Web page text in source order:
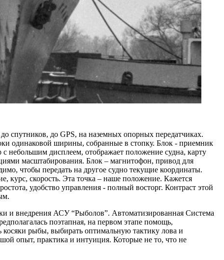
спутников, до GPS, на наземных опорных передатчиках.
одинаковой ширины, собранные в стопку. Блок - приемник
небольшим дисплеем, отображает положение судна, карту
масштабирования. Блок – магнитофон, привод для
чтобы передать на другое судно текущие координаты.
курс, скорость. Эта точка – наше положение. Кажется
удобство управления - полный восторг. Контраст этой
и внедрения АСУ “Рыболов”. Автоматизированная Система
поэтапная, на первом этапе помощь,
рыбы, выбирать оптимальную тактику лова и
опыт, практика и интуиция. Которые не то, что не